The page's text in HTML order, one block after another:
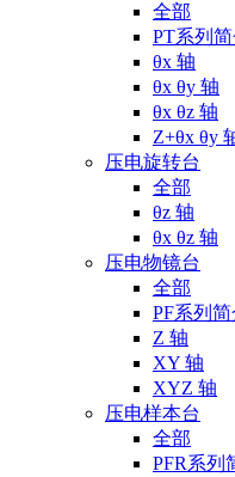
全部
PT系列
θx 轴
θx θy 轴
θx θz 轴
Z+θx θy
压电旋转台
全部
θz 轴
θx θz 轴
压电物镜台
全部
PF系列简
Z 轴
XY 轴
XYZ 轴
压电样本台
全部
PFR系列